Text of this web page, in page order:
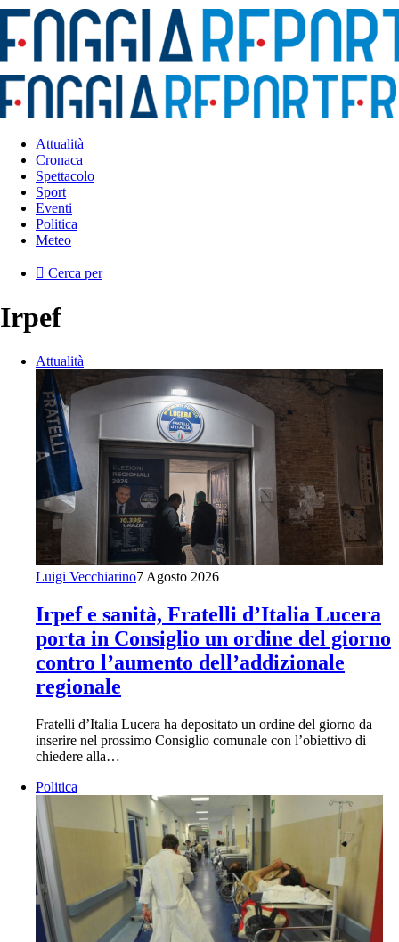
Attualità
Cronaca
Spettacolo
Sport
Eventi
Politica
Meteo
Cerca per
Irpef
Attualità
Luigi Vecchiarino7 Agosto 2026
Irpef e sanità, Fratelli d’Italia Lucera
porta in Consiglio un ordine del giorno
contro l’aumento dell’addizionale
regionale
Fratelli d’Italia Lucera ha depositato un ordine del giorno da
inserire nel prossimo Consiglio comunale con l’obiettivo di
chiedere alla…
Politica